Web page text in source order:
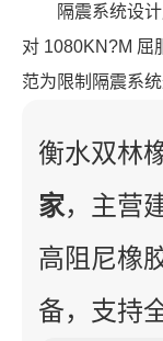
隔震系统设
对 1080KN?M 屈
范为限制隔震系
衡水双林
家，主营
高阻尼橡
备，支持